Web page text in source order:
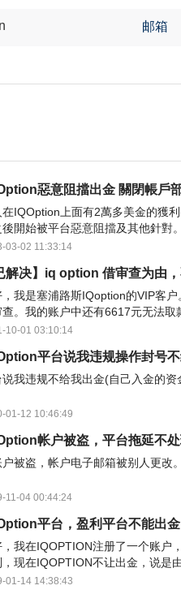
邮箱
惡意阻擋出金 關閉帳戶
在IQOption上面有2萬多美金的獲
後開始被平台惡意阻擋及其他針對
台方email聯繫，試圖配合平台一切
03-02 11:33:14
解决】iq option 借审查为由，
，我是塞浦路斯IQoption的VIP客
查。我的账户中还有6617元无法
。我的审查数据已提交50天。现
10-01 03:10:14
平台说我违规操作封号
说我违规不给我出金(自己入金的资
01-12 10:46:49
帐户被盗，平台拖延不
被盗，帐户电子邮箱被别人更改
11-04 00:44:24
平台，盈利平台不能出金
，我在IQOPTION注册了一个账户
，现在IQOPTION不让出金，说是
01-14 14:38:43